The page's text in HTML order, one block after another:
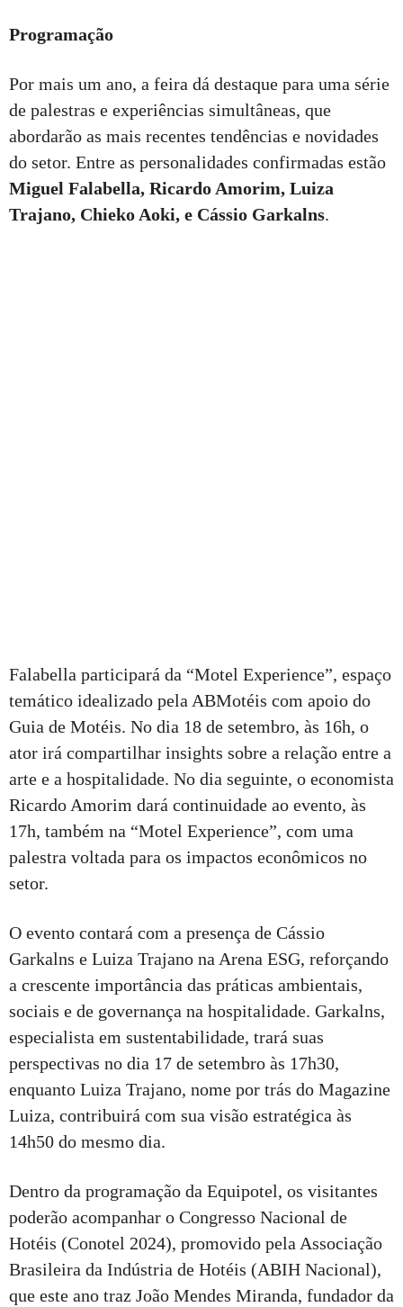
Programação
Por mais um ano, a feira dá destaque para uma série
de palestras e experiências simultâneas, que
abordarão as mais recentes tendências e novidades
do setor. Entre as personalidades confirmadas estão
Miguel Falabella, Ricardo Amorim, Luiza
Trajano, Chieko Aoki, e Cássio Garkalns.
Falabella participará da “Motel Experience”, espaço
temático idealizado pela ABMotéis com apoio do
Guia de Motéis. No dia 18 de setembro, às 16h, o
ator irá compartilhar insights sobre a relação entre a
arte e a hospitalidade. No dia seguinte, o economista
Ricardo Amorim dará continuidade ao evento, às
17h, também na “Motel Experience”, com uma
palestra voltada para os impactos econômicos no
setor.
O evento contará com a presença de Cássio
Garkalns e Luiza Trajano na Arena ESG, reforçando
a crescente importância das práticas ambientais,
sociais e de governança na hospitalidade. Garkalns,
especialista em sustentabilidade, trará suas
perspectivas no dia 17 de setembro às 17h30,
enquanto Luiza Trajano, nome por trás do Magazine
Luiza, contribuirá com sua visão estratégica às
14h50 do mesmo dia.
Dentro da programação da Equipotel, os visitantes
poderão acompanhar o Congresso Nacional de
Hotéis (Conotel 2024), promovido pela Associação
Brasileira da Indústria de Hotéis (ABIH Nacional),
que este ano traz João Mendes Miranda, fundador da